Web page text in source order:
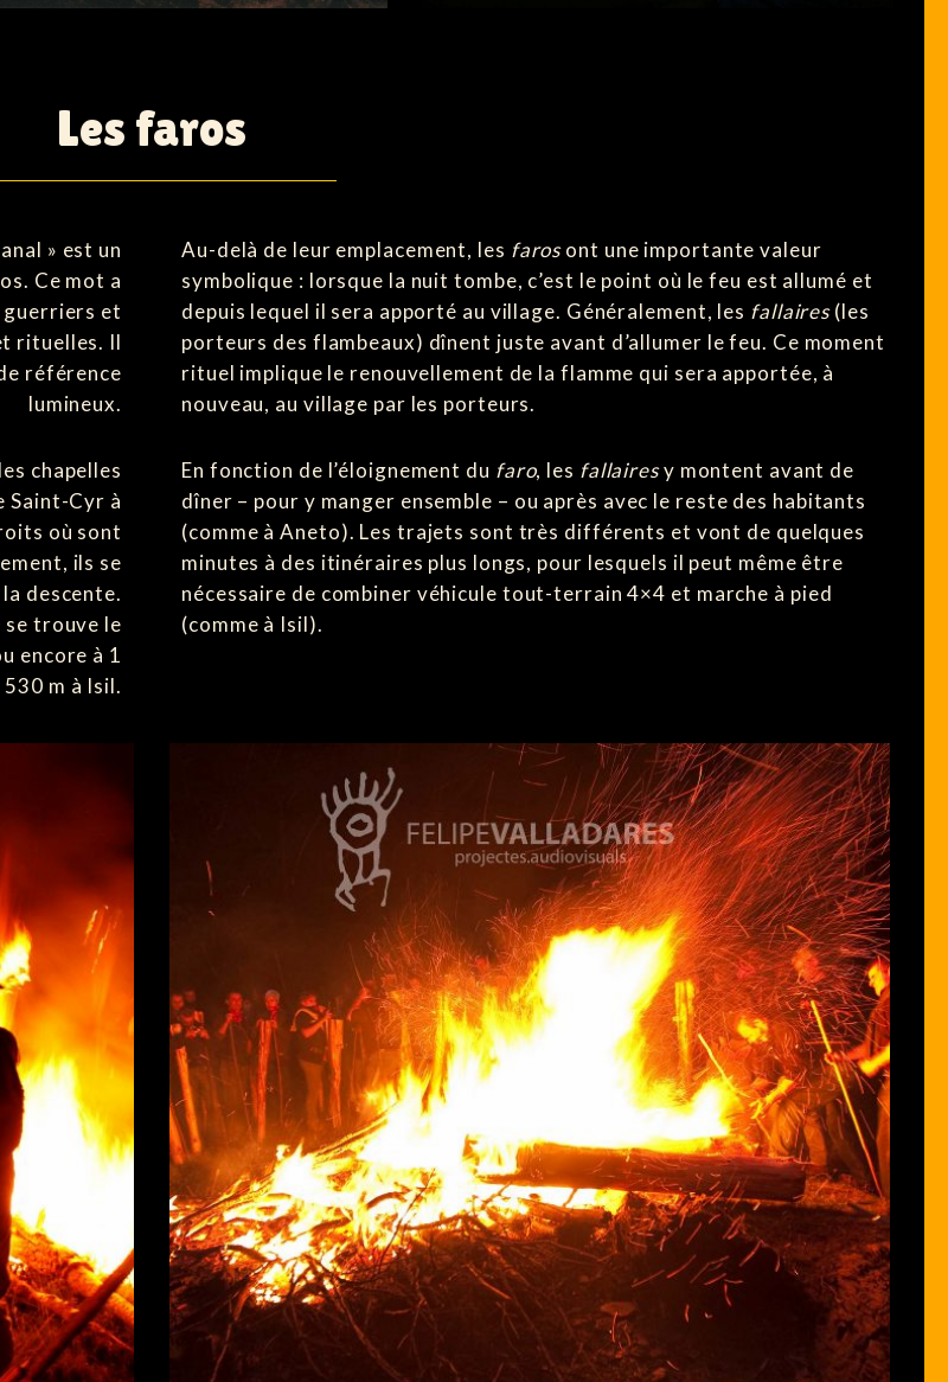
Les faros
» est un
Ce mot a
guerriers et
rituelles. Il
référence
lumineux.
chapelles
Saint-Cyr à
où sont
ils se
descente.
se trouve le
encore à 1
530 m à Isil.
Au-delà de leur emplacement, les farosont une importante valeur
symbolique : lorsque la nuit tombe, c’est le point où le feu est allumé et
depuis lequel il sera apporté au village. Généralement, les fallaires(les
porteurs des flambeaux) dînent juste avant d’allumer le feu. Ce moment
rituel implique le renouvellement de la flamme qui sera apportée, à
nouveau, au village par les porteurs.
En fonction de l’éloignement du faro, les fallairesy montent avant de
dîner – pour y manger ensemble – ou après avec le reste des habitants
(comme à Aneto). Les trajets sont très différents et vont de quelques
minutes à des itinéraires plus longs, pour lesquels il peut même être
nécessaire de combiner véhicule tout-terrain 4×4 et marche à pied
(comme à Isil).